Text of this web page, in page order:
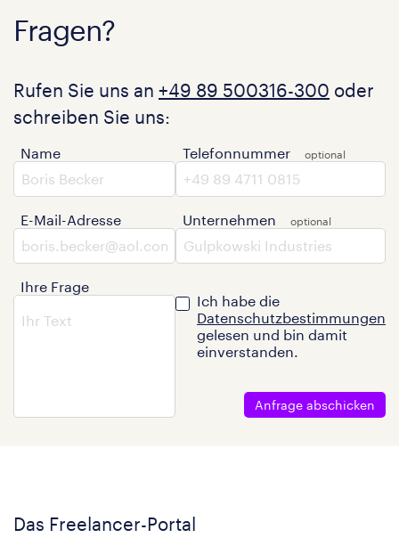
Fragen?
Rufen Sie uns an +49 89 500316-300 oder
schreiben Sie uns:
Name
E-Mail-Adresse
Ihre Frage
Telefonnummer
Unternehmen
Ich habe die
Datenschutzbestimmungen
gelesen und bin damit
einverstanden.
Anfrage abschicken
Das Freelancer-Portal